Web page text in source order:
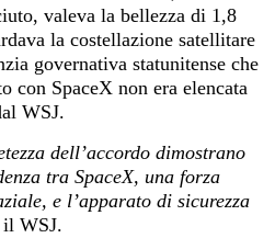
valeva la bellezza di 1,8
la costellazione satellitare
governativa statunitense che
con SpaceX non era elencata
WSJ.
dell’accordo dimostrano
tra SpaceX, una forza
e l’apparato di sicurezza
il WSJ.